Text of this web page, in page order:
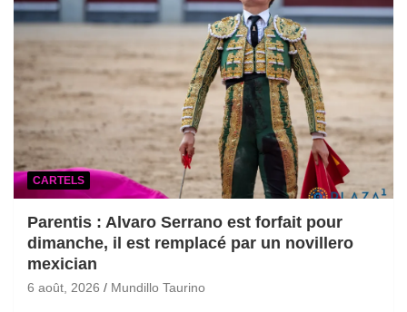
CARTELS
Parentis : Alvaro Serrano est forfait pour
dimanche, il est remplacé par un novillero
mexician
6 août, 2026 Mundillo Taurino